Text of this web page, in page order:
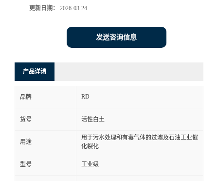
更新日期： 2026-03-24
发送咨询信息
产品详请
品牌 RD
货号 活性白土
用途
用于污水处理和有毒气体的过滤及石油工业催
化裂化
型号 工业级